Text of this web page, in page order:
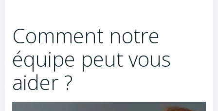
Comment notre
équipe peut vous
aider ?